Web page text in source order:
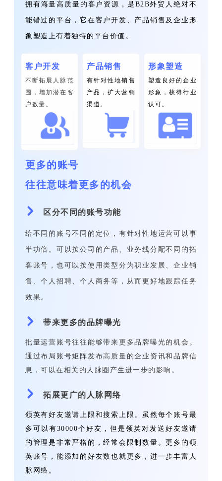
拥有海量高质量的客户资源，是B2B外贸人绝对不
能错过的平台，它在客户开发、产品销售及企业形
象塑造上有着独特的平台价值。
客户开发
不断拓展人脉范
围，增加潜在客
户数量。
产品销售
有针对性地销售
产品，扩大营销
渠道。
形象塑造
塑造良好的企业
形象，获得行业
认可。
更多的账号
往往意味着更多的机会
区分不同的账号功能
给不同的账号不同的定位，有针对性地运营可以事
半功倍。可以按公司的产品、业务线分配不同的拓
客账号，也可以按使用类型分为职业发展、企业销
售、个人招聘、个人商务等，从而更好地跟踪任务
效果。
带来更多的品牌曝光
批量运营账号往往能够带来更多品牌曝光的机会。
通过布局账号矩阵发布高质量的企业资讯和品牌信
息，可以在相关的人脉圈产生进一步的影响。
拓展更广的人脉网络
领英有好友邀请上限和搜索上限。虽然每个账号最
多可以有30000个好友，但是领英对发送好友邀请
的管理是非常严格的，经常会限制数量。更多的领
英账号，能添加的好友数也就更多，进一步丰富人
脉网络。